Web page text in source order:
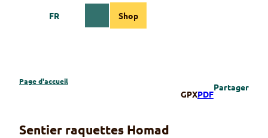
Information
FR Shop
Page d'accueil
GPXPDF
Partager
Sentier raquettes Homad